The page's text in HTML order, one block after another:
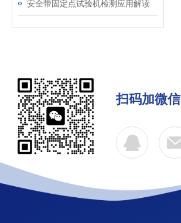
安全带固定点试验机检测应用解读
扫码加微信